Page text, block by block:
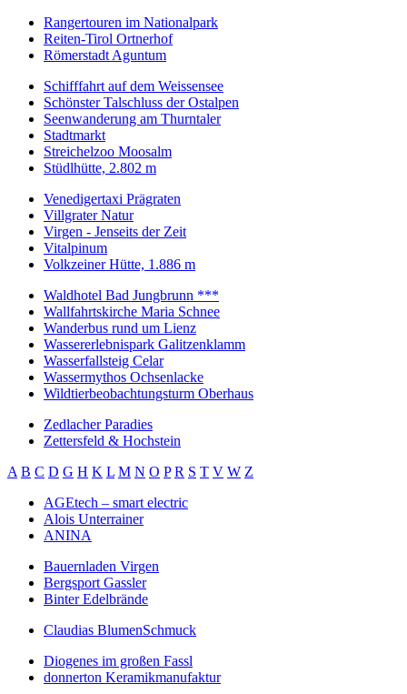
Rangertouren im Nationalpark
Reiten-Tirol Ortnerhof
Römerstadt Aguntum
Schifffahrt auf dem Weissensee
Schönster Talschluss der Ostalpen
Seenwanderung am Thurntaler
Stadtmarkt
Streichelzoo Moosalm
Stüdlhütte, 2.802 m
Venedigertaxi Prägraten
Villgrater Natur
Virgen - Jenseits der Zeit
Vitalpinum
Volkzeiner Hütte, 1.886 m
Waldhotel Bad Jungbrunn ***
Wallfahrtskirche Maria Schnee
Wanderbus rund um Lienz
Wassererlebnispark Galitzenklamm
Wasserfallsteig Celar
Wassermythos Ochsenlacke
Wildtierbeobachtungsturm Oberhaus
Zedlacher Paradies
Zettersfeld & Hochstein
A B C D G H K L M N O P R S T V W Z
AGEtech – smart electric
Alois Unterrainer
ANINA
Bauernladen Virgen
Bergsport Gassler
Binter Edelbrände
Claudias BlumenSchmuck
Diogenes im großen Fassl
donnerton Keramikmanufaktur